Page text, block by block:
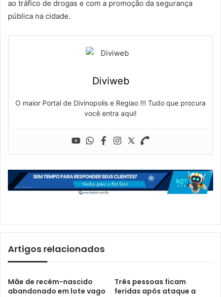
ao tráfico de drogas e com a promoção da segurança
pública na cidade.
Diviweb
O maior Portal de Divinopolis e Regiao !!! Tudo que procura
você entra aqui!
Artigos relacionados
Mãe de recém-nascido
abandonado em lote vago
Três pessoas ficam
feridas após ataque a